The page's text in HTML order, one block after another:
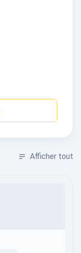
Afficher tout